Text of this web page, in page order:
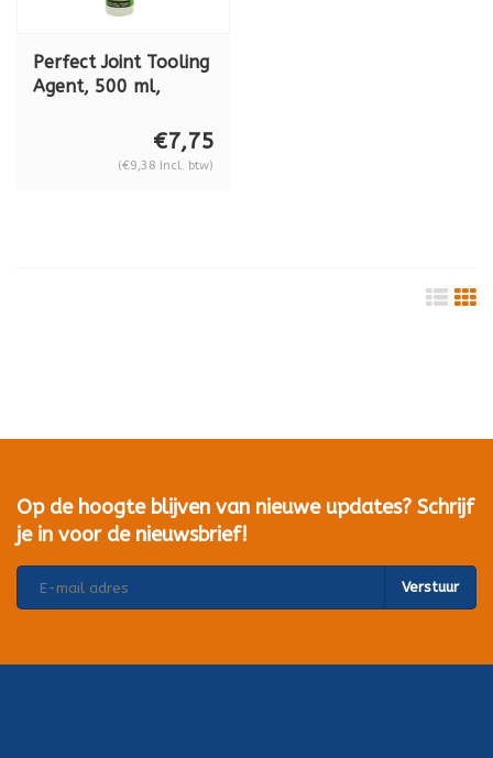
Perfect Joint Tooling
Agent, 500 ml,
€7,75
(€9,38 Incl. btw)
Op de hoogte blijven van nieuwe updates? Schrijf
je in voor de nieuwsbrief!
Verstuur